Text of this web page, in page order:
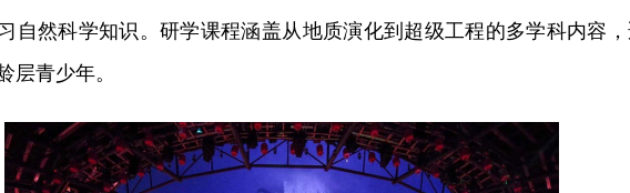
自然科学知识。研学课程涵盖从地质演化到超级工程的多学科内容
层青少年。